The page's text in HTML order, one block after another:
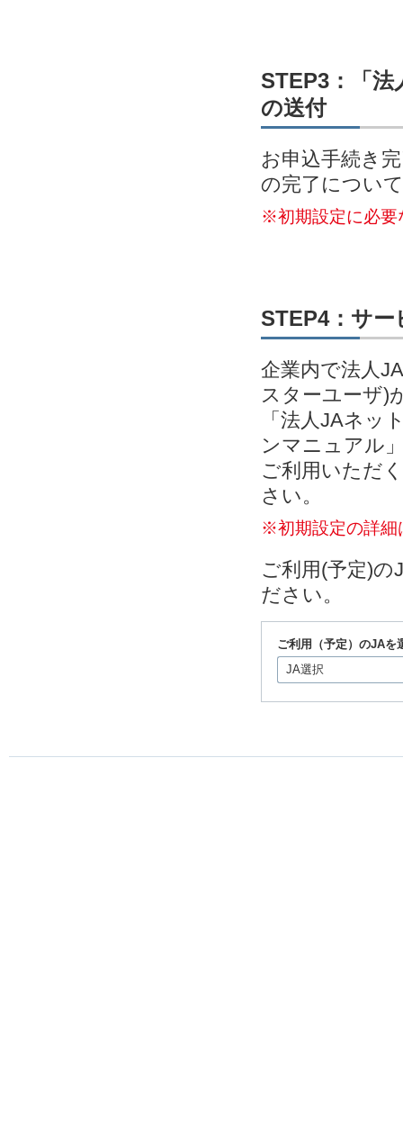
STEP3：「
の送付
お申込手続き
の完了につい
※初期設定に必要
STEP4：サー
企業内で法人
スターユーザ)
「法人JAネッ
ンマニュアル
ご利用いただ
さい。
※初期設定の詳細
ご利用(予定)
ださい。
ご利用（予定）のJAを
JA選択